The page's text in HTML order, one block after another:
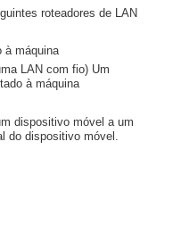
roteadores de LAN
à máquina
LAN com fio) Um
à máquina
dispositivo móvel a um
do dispositivo móvel.